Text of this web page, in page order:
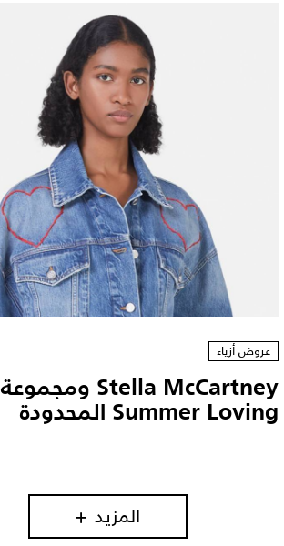
عروض أزياء
Stella McCartney ومجموعة
Summer Loving المحدودة
المزيد